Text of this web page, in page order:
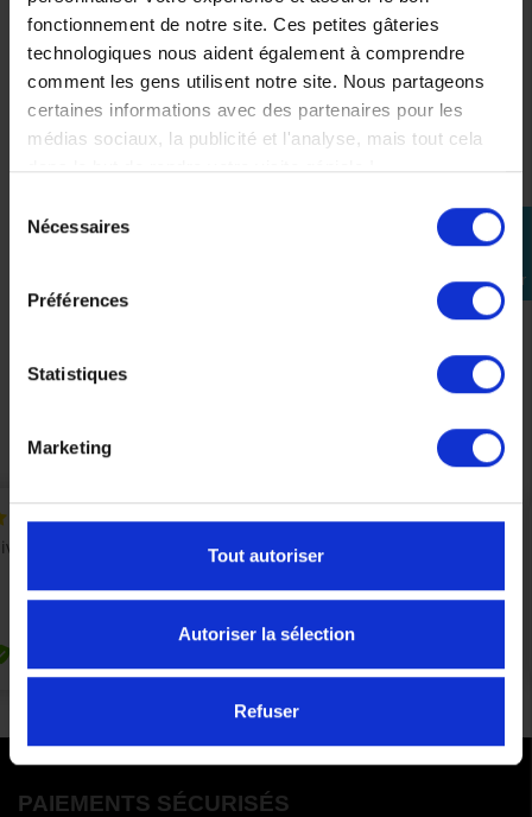
fonctionnement de notre site. Ces petites gâteries
technologiques nous aident également à comprendre
comment les gens utilisent notre site. Nous partageons
certaines informations avec des partenaires pour les
médias sociaux, la publicité et l'analyse, mais tout cela
dans le but de rendre votre visite géniale !
Nécessaires
Préférences
Statistiques
Marketing
Tout autoriser
Autoriser la sélection
Refuser
perm_identity
connecter
Carénage Avant Droit Origine Yamaha Tmax 500
PAIEMENTS SÉCURISÉS